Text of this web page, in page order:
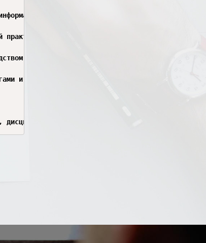
систем, проявлял
практики: да.
и руководителем практики, своевременно
и добросовестный студент.